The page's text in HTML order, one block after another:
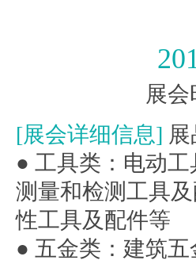
展
[展会详细信息] 展
● 工具类：电动
测量和检测工具
性工具及配件等
● 五金类：建筑